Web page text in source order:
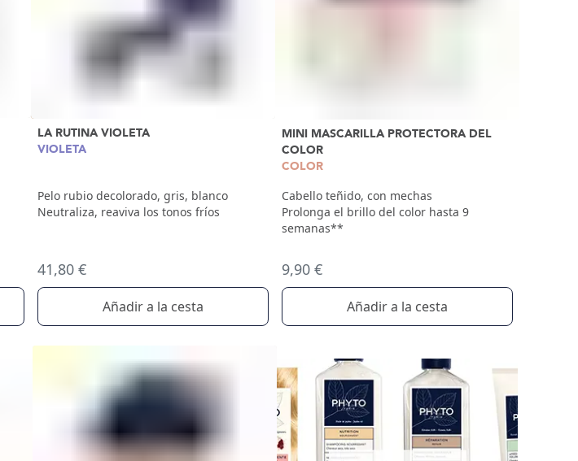
LA RUTINA VIOLETA
VIOLETA
Pelo rubio decolorado, gris, blanco
Neutraliza, reaviva los tonos fríos
41,80 €
Añadir a la cesta
MINI MASCARILLA PROTECTORA DEL
COLOR
COLOR
Cabello teñido, con mechas
Prolonga el brillo del color hasta 9
semanas**
9,90 €
Añadir a la cesta